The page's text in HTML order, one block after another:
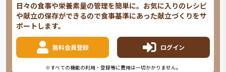
日々の食事や栄養素量の管理を簡単に。お気に入りのレシピ
や献立の保存ができるので食事基準にあった献立づくりをサ
ポートします。
無料会員登録 ログイン
※すべての機能の利用・登録等に費用は一切かかりません。